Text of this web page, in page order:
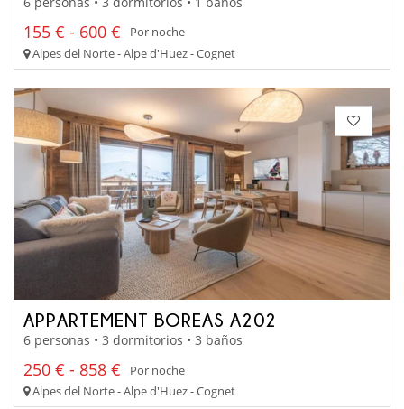
155 € - 600 €
Por noche
Alpes del Norte - Alpe d'Huez - Cognet
APPARTEMENT BOREAS A202
6 personas • 3 dormitorios • 3 baños
250 € - 858 €
Por noche
Alpes del Norte - Alpe d'Huez - Cognet